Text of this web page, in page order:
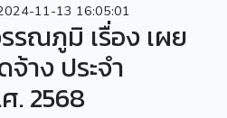
11-13 16:05:01
รณภูมิ เรื่อง เผย
าง ประจำ
. 2568